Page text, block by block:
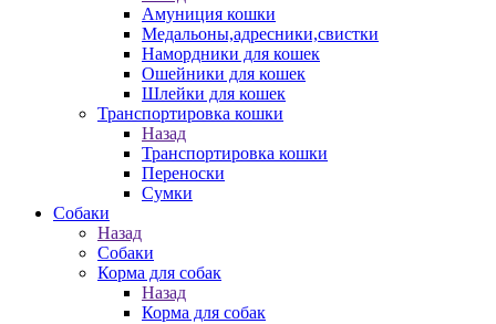
Амуниция кошки
Медальоны,адресники,свистки
Намордники для кошек
Ошейники для кошек
Шлейки для кошек
Транспортировка кошки
Назад
Транспортировка кошки
Переноски
Сумки
Собаки
Назад
Собаки
Корма для собак
Назад
Корма для собак